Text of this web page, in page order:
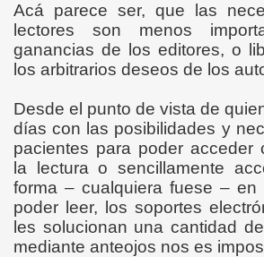
Acá parece ser, que las
lectores son menos
ganancias de los editores, o
los arbitrarios deseos de los
Desde el punto de vista de
días con las posibilidades y
pacientes para poder acceder
la lectura o sencillamente
forma – cualquiera fuese – en
poder leer, los soportes
les solucionan una cantidad
mediante anteojos nos es